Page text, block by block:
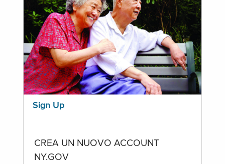
Sign Up
CREA UN NUOVO ACCOUNT
NY.GOV